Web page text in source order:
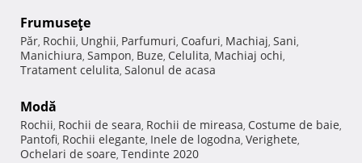
Frumuseţe
Păr, Rochii, Unghii, Parfumuri, Coafuri, Machiaj, Sani,
Manichiura, Sampon, Buze, Celulita, Machiaj ochi,
Tratament celulita, Salonul de acasa
Modă
Rochii, Rochii de seara, Rochii de mireasa, Costume de baie,
Pantofi, Rochii elegante, Inele de logodna, Verighete,
Ochelari de soare, Tendinte 2020